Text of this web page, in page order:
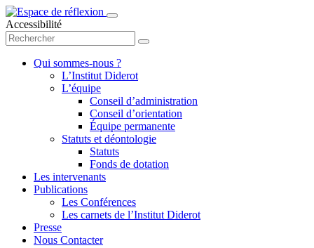
Accessibilité
Qui sommes-nous ?
L’Institut Diderot
L’équipe
Conseil d’administration
Conseil d’orientation
Équipe permanente
Statuts et déontologie
Statuts
Fonds de dotation
Les intervenants
Publications
Les Conférences
Les carnets de l’Institut Diderot
Presse
Nous Contacter